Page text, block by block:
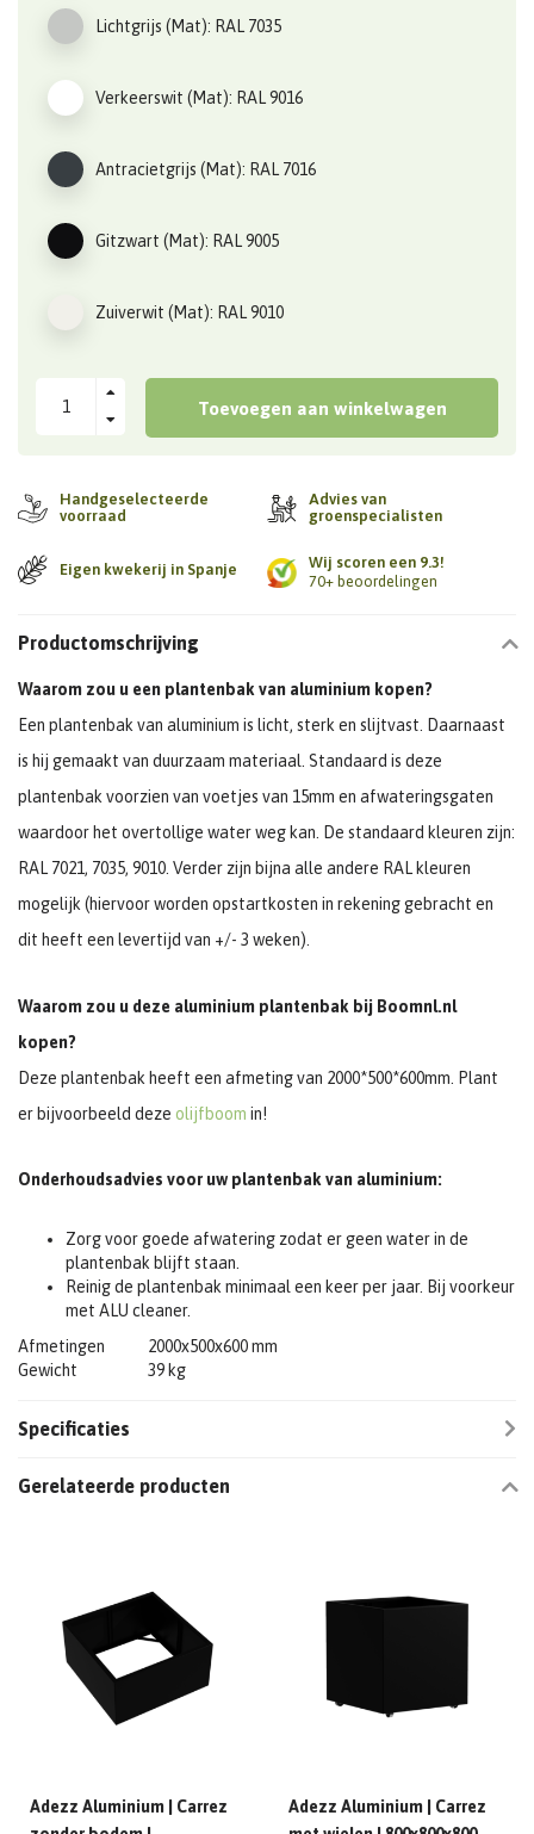
Lichtgrijs (Mat): RAL 7035
Verkeerswit (Mat): RAL 9016
Antracietgrijs (Mat): RAL 7016
Gitzwart (Mat): RAL 9005
Zuiverwit (Mat): RAL 9010
Toevoegen aan winkelwagen
Handgeselecteerde
voorraad
Advies van
groenspecialisten
Eigen kwekerij in Spanje
Wij scoren een 9.3!
70+ beoordelingen
Productomschrijving
Waarom zou u een plantenbak van aluminium kopen?
Een plantenbak van aluminium is licht, sterk en slijtvast. Daarnaast
is hij gemaakt van duurzaam materiaal. Standaard is deze
plantenbak voorzien van voetjes van 15mm en afwateringsgaten
waardoor het overtollige water weg kan. De standaard kleuren zijn:
RAL 7021, 7035, 9010. Verder zijn bijna alle andere RAL kleuren
mogelijk (hiervoor worden opstartkosten in rekening gebracht en
dit heeft een levertijd van +/- 3 weken).
Waarom zou u deze aluminium plantenbak bij Boomnl.nl
kopen?
Deze plantenbak heeft een afmeting van 2000*500*600mm. Plant
er bijvoorbeeld deze olijfboom in!
Onderhoudsadvies voor uw plantenbak van aluminium:
Zorg voor goede afwatering zodat er geen water in de
plantenbak blijft staan.
Reinig de plantenbak minimaal een keer per jaar. Bij voorkeur
met ALU cleaner.
Afmetingen
2000x500x600 mm
Gewicht
39 kg
Specificaties
Gerelateerde producten
Adezz Aluminium | Carrez
Adezz Aluminium | Carrez